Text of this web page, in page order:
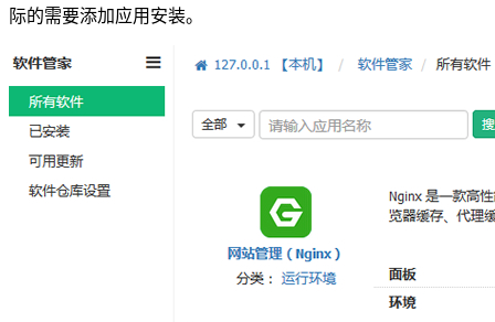
际的需要添加应用安装。